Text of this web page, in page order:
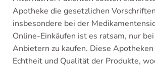
Apotheke die gesetzlichen
insbesondere bei der
Online-Einkäufen ist es ratsam, nur
Anbietern zu kaufen. Diese
Echtheit und Qualität der Produkte,